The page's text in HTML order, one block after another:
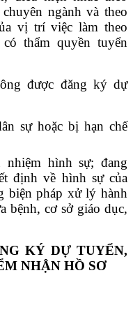
ngành và theo
vị trí việc làm theo
thẩm quyền tuyển
được đăng ký dự
sự hoặc bị hạn chế
hình sự; đang
định về hình sự của
biện pháp xử lý hành
bệnh, cơ sở giáo dục,
KÝ DỰ TUYỂN,
NHẬN HỒ SƠ